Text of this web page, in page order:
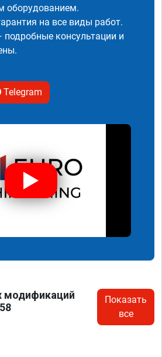
оборудованием.
на все виды работ.
подробные консультации и
Telegram
модификаций
Показать
все